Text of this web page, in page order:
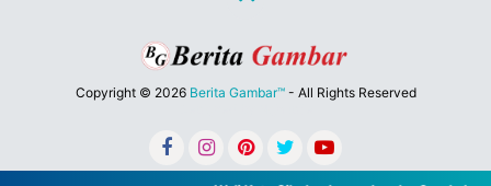
Copyright © 2026 Berita Gambar™- All Rights Reserved